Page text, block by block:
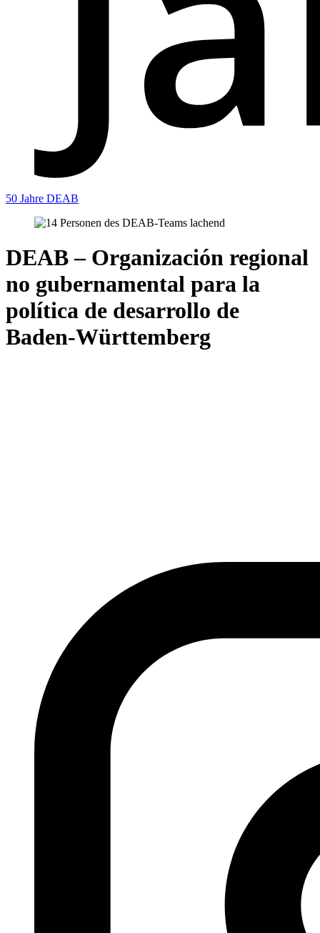
50 Jahre DEAB
DEAB – Organización regional
no gubernamental para la
política de desarrollo de
Baden-Württemberg